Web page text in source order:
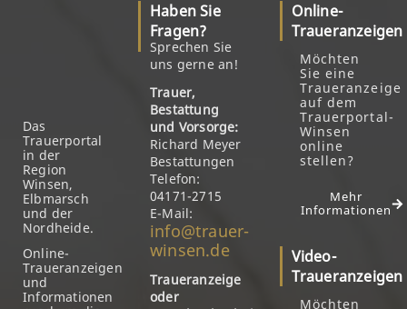
Das
Trauerportal
in der
Region
Winsen,
Elbmarsch
und der
Nordheide.
Online-
Traueranzeigen
und
Informationen
Haben Sie
Fragen?
Sprechen Sie
uns gerne an!
Trauer,
Bestattung
und Vorsorge:
Richard Meyer
Bestattungen
Telefon:
04171-2715
E-Mail:
info@trauer-
winsen.de
Traueranzeige
oder
Online-
Traueranzeigen
Möchten
Sie eine
Traueranzeige
auf dem
Trauerportal-
Winsen
online
stellen?
Mehr
Informationen
Video-
Traueranzeigen
Möchten